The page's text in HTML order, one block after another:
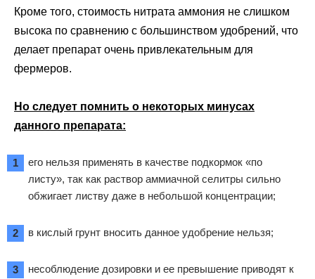
Кроме того, стоимость нитрата аммония не слишком
высока по сравнению с большинством удобрений, что
делает препарат очень привлекательным для
фермеров.
Но следует помнить о некоторых минусах
данного препарата:
его нельзя применять в качестве подкормок «по
листу», так как раствор аммиачной селитры сильно
обжигает листву даже в небольшой концентрации;
в кислый грунт вносить данное удобрение нельзя;
несоблюдение дозировки и ее превышение приводят к